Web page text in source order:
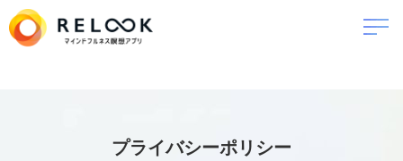
プライバシーポリシー